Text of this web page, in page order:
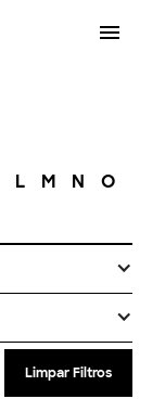
L M N O
Limpar Filtros